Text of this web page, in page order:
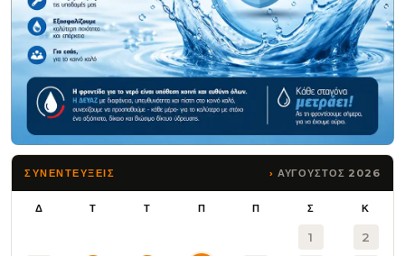
ΣΥΝΕΝΤΕΥΞΕΙΣ ΑΥΓΟΥΣΤΟΣ 2026
Δ Τ Τ Π Π Σ Κ
1 2